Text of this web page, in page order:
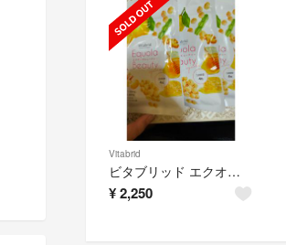
Vitabrid
ビタブリッド エクオーラ ビューティー 3袋
¥2,250